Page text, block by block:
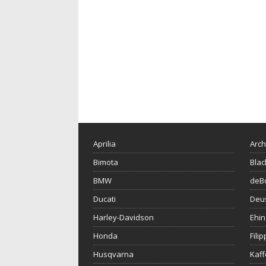
Aprilia
Bimota
BMW
Ducati
Harley-Davidson
Honda
Husqvarna